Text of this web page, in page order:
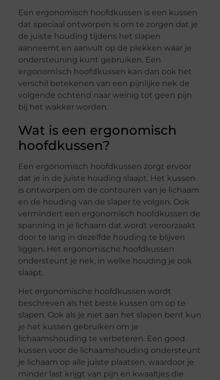
Een ergonomisch hoofdkussen is een kussen
dat speciaal ontworpen is om te zorgen dat je
de juiste houding tijdens het slapen
aanneemt en aanvult op de plekken waar je
ondersteuning kunt gebruiken. Een
ergonomisch hoofdkussen kan dan ook het
verschil betekenen van een pijnlijke nek de
volgende ochtend naar weinig tot geen pijn
bij het wakker worden.
Wat is een ergonomisch
hoofdkussen?
Een ergonomisch hoofdkussen zorgt ervoor
dat je in de juiste houding slaapt. Het kussen
is ontworpen om de contouren van je lichaam
en de houding van de slaper te volgen. Ook
vermindert een ergonomisch hoofdkussen de
spanning in je lichaam dat wordt veroorzaakt
door te lang in dezelfde houding te blijven
liggen. Het ergonomische hoofdkussen
ondersteunt je nek, in welke houding je ook
slaapt.
Het ergonomische hoofdkussen wordt
beschreven als het beste kussen om op te
slapen. Ook als je niet aan het slapen bent kun
je het kussen gebruiken om je
lichaamshouding te verbeteren. Een goed
kussen voor de lichaamshouding ondersteunt
je lichaam op alle juiste plaatsen, waardoor je
minder last krijgt van pijn en kwaaltjes die